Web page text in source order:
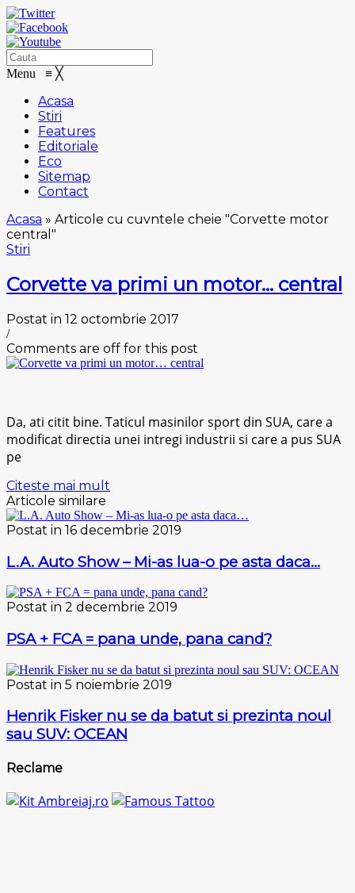
Menu ≡ ╳
Acasa
Stiri
Features
Editoriale
Eco
Sitemap
Contact
Acasa » Articole cu cuvntele cheie "Corvette motor
central"
Stiri
Corvette va primi un motor… central
Postat in 12 octombrie 2017
/
Comments are off for this post
Da, ati citit bine. Taticul masinilor sport din SUA, care a
modificat directia unei intregi industrii si care a pus SUA
pe
Citeste mai mult
Articole similare
Postat in 16 decembrie 2019
L.A. Auto Show – Mi-as lua-o pe asta daca…
Postat in 2 decembrie 2019
PSA + FCA = pana unde, pana cand?
Postat in 5 noiembrie 2019
Henrik Fisker nu se da batut si prezinta noul
sau SUV: OCEAN
Reclame